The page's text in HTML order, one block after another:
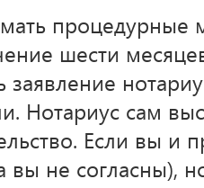
процедурные
шести
заявление
Нотариус сам
Если вы и
вы не согласны),